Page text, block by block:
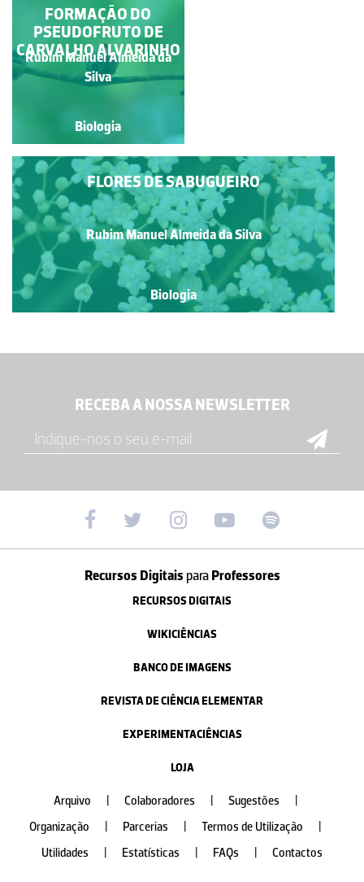
ANDROCEU - ADELFIA
Rubim Manuel Almeida da
Silva
Biologia
FORMAÇÃO DO
PSEUDOFRUTO DE
CARVALHO ALVARINHO
Rubim Manuel Almeida da
Silva
Biologia
FLORES DE SABUGUEIRO
Rubim Manuel Almeida da Silva
Biologia
RECEBA A NOSSA NEWSLETTER
Recursos Digitais paraProfessores
RECURSOS DIGITAIS
WIKICIÊNCIAS
BANCO DE IMAGENS
REVISTA DE CIÊNCIA ELEMENTAR
EXPERIMENTACIÊNCIAS
LOJA
Arquivo Colaboradores Sugestões
Organização
Parcerias Termos de Utilização
Utilidades
Estatísticas FAQs Contactos